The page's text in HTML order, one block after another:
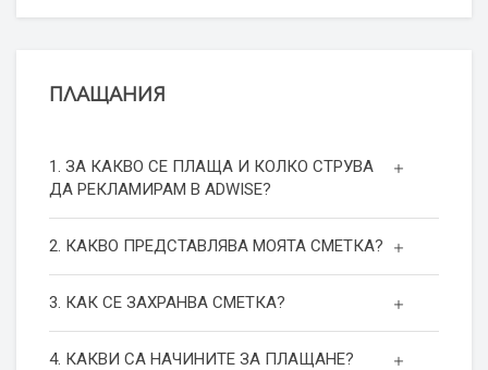
ПЛАЩАНИЯ
1. ЗА КАКВО СЕ ПЛАЩА И КОЛКО СТРУВА
ДА РЕКЛАМИРАМ В ADWISE?
2. КАКВО ПРЕДСТАВЛЯВА МОЯТА СМЕТКА?
3. КАК СЕ ЗАХРАНВА СМЕТКА?
4. КАКВИ СА НАЧИНИТЕ ЗА ПЛАЩАНЕ?